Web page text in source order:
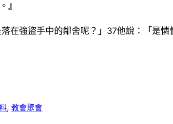
』
在強盜手中的鄰舍呢？」37他說：「是憐
, 教會聚會